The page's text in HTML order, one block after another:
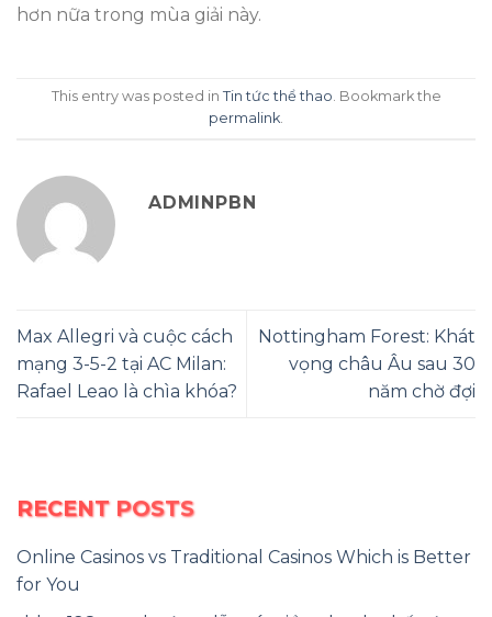
hơn nữa trong mùa giải này.
This entry was posted in Tin tức thể thao. Bookmark the
permalink.
ADMINPBN
Max Allegri và cuộc cách
mạng 3-5-2 tại AC Milan:
Rafael Leao là chìa khóa?
Nottingham Forest: Khát
vọng châu Âu sau 30
năm chờ đợi
RECENT POSTS
Online Casinos vs Traditional Casinos Which is Better
for You